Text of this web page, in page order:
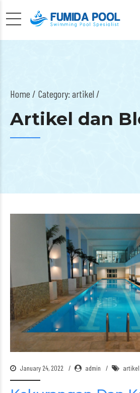
Home Category: artikel /
Artikel dan
January 24, 2022 admin artikel